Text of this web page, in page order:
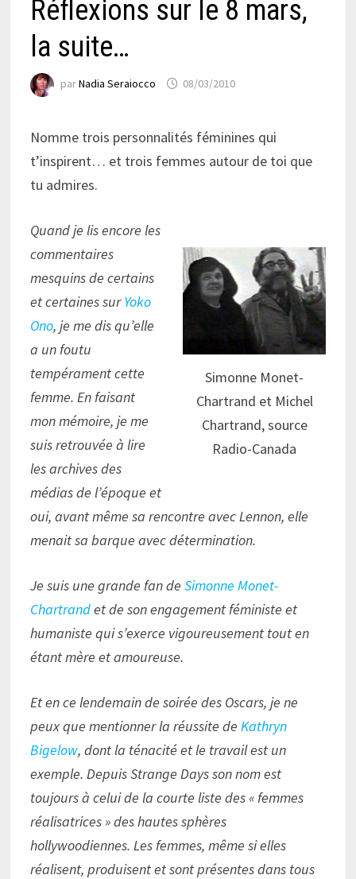
Réflexions sur le 8 mars,
la suite…
parNadia Seraiocco 08/03/2010
Nomme trois personnalités féminines qui
t’inspirent… et trois femmes autour de toi que
tu admires.
Simonne Monet-
Chartrand et Michel
Chartrand, source
Radio-Canada
Quand je lis encore les
commentaires
mesquins de certains
et certaines surYoko
Ono, je me dis qu’elle
a un foutu
tempérament cette
femme. En faisant
mon mémoire, je me
suis retrouvée à lire
les archives des
médias de l’époque et
oui, avant même sa rencontre avec Lennon, elle
menait sa barque avec détermination.
Je suis une grande fan de Simonne Monet-
Chartrandet de son engagement féministe et
humaniste qui s’exerce vigoureusement tout en
étant mère et amoureuse.
Et en ce lendemain de soirée des Oscars, je ne
peux que mentionner la réussite de Kathryn
Bigelow, dont la ténacité et le travail est un
exemple. Depuis Strange Days son nom est
toujours à celui de la courte liste des « femmes
réalisatrices » des hautes sphères
hollywoodiennes. Les femmes, même si elles
réalisent, produisent et sont présentes dans tous